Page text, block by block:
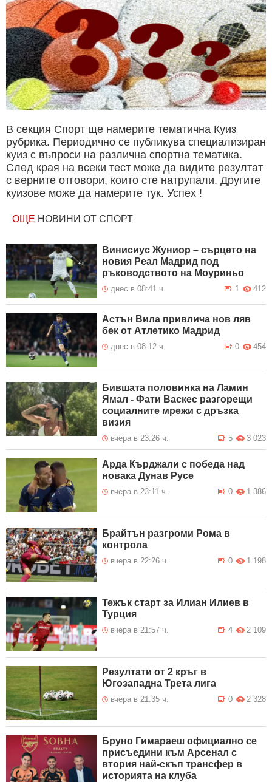
В секция Спорт ще намерите тематична Куиз
рубрика. Периодично се публикува специализиран
куиз с въпроси на различна спортна тематика.
След края на всеки тест може да видите резултат
с верните отговори, които сте натрупали. Другите
куизове може да намерите тук. Успех !
ОЩЕ НОВИНИ ОТ СПОРТ
Винисиус Жуниор – сърцето на
новия Реал Мадрид под
ръководството на Моуриньо
днес в 08:41 ч. 412
1
Астън Вила привлича нов ляв
бек от Атлетико Мадрид
днес в 08:12 ч. 454
0
Бившата половинка на Ламин
Ямал - Фати Васкес разгорещи
социалните мрежи с дръзка
визия
вчера в 23:26 ч. 3 023
5
Арда Кърджали с победа над
новака Дунав Русе
вчера в 23:11 ч. 1 386
0
Брайтън разгроми Рома в
контрола
вчера в 22:26 ч. 1 198
0
Тежък старт за Илиан Илиев в
Турция
вчера в 21:57 ч. 2 109
4
Резултати от 2 кръг в
Югозападна Трета лига
вчера в 21:35 ч. 2 328
0
Бруно Гимараеш официално се
присъедини към Арсенал с
втория най-скъп трансфер в
историята на клуба